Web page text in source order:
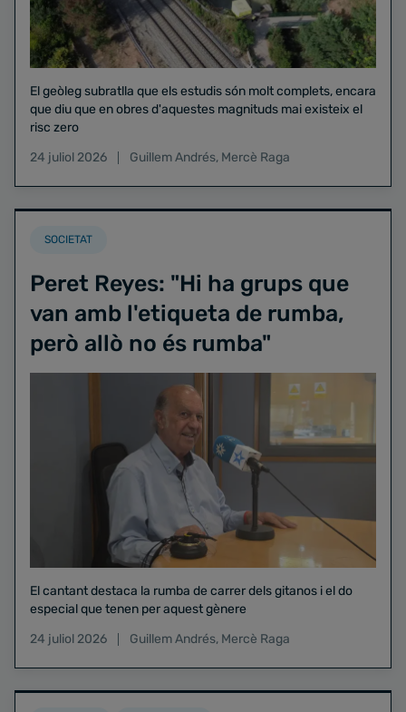
El geòleg subratlla que els estudis són molt complets, encara
que diu que en obres d'aquestes magnituds mai existeix el
risc zero
24 juliol 2026
Guillem Andrés, Mercè Raga
SOCIETAT
Peret Reyes: "Hi ha grups que
van amb l'etiqueta de rumba,
però allò no és rumba"
El cantant destaca la rumba de carrer dels gitanos i el do
especial que tenen per aquest gènere
24 juliol 2026
Guillem Andrés, Mercè Raga